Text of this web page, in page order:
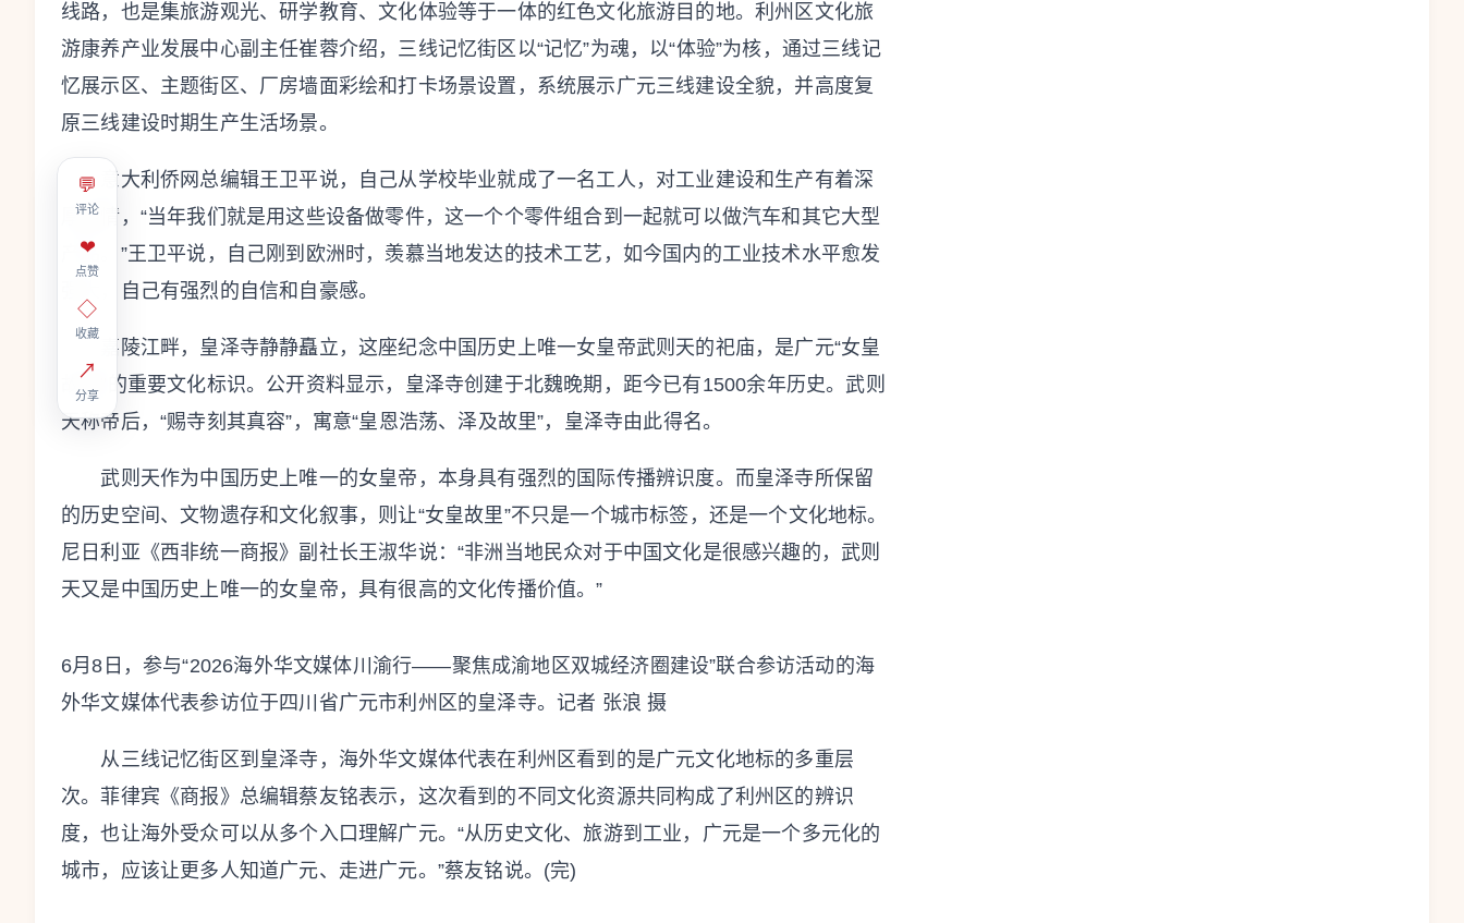
💬
评论
❤
点赞
◇
收藏
↗
分享
线路，也是集旅游观光、研学教育、文化体验等于一体的红色文化旅游目的地。利州区文化旅
游康养产业发展中心副主任崔蓉介绍，三线记忆街区以“记忆”为魂，以“体验”为核，通过三线记
忆展示区、主题街区、厂房墙面彩绘和打卡场景设置，系统展示广元三线建设全貌，并高度复
原三线建设时期生产生活场景。
意大利侨网总编辑王卫平说，自己从学校毕业就成了一名工人，对工业建设和生产有着深
厚感情，“当年我们就是用这些设备做零件，这一个个零件组合到一起就可以做汽车和其它大型
产品。”王卫平说，自己刚到欧洲时，羡慕当地发达的技术工艺，如今国内的工业技术水平愈发
强大，自己有强烈的自信和自豪感。
嘉陵江畔，皇泽寺静静矗立，这座纪念中国历史上唯一女皇帝武则天的祀庙，是广元“女皇
故里”的重要文化标识。公开资料显示，皇泽寺创建于北魏晚期，距今已有1500余年历史。武则
天称帝后，“赐寺刻其真容”，寓意“皇恩浩荡、泽及故里”，皇泽寺由此得名。
武则天作为中国历史上唯一的女皇帝，本身具有强烈的国际传播辨识度。而皇泽寺所保留
的历史空间、文物遗存和文化叙事，则让“女皇故里”不只是一个城市标签，还是一个文化地标。
尼日利亚《西非统一商报》副社长王淑华说：“非洲当地民众对于中国文化是很感兴趣的，武则
天又是中国历史上唯一的女皇帝，具有很高的文化传播价值。”
6月8日，参与“2026海外华文媒体川渝行——聚焦成渝地区双城经济圈建设”联合参访活动的海
外华文媒体代表参访位于四川省广元市利州区的皇泽寺。记者 张浪 摄
从三线记忆街区到皇泽寺，海外华文媒体代表在利州区看到的是广元文化地标的多重层
次。菲律宾《商报》总编辑蔡友铭表示，这次看到的不同文化资源共同构成了利州区的辨识
度，也让海外受众可以从多个入口理解广元。“从历史文化、旅游到工业，广元是一个多元化的
城市，应该让更多人知道广元、走进广元。”蔡友铭说。(完)